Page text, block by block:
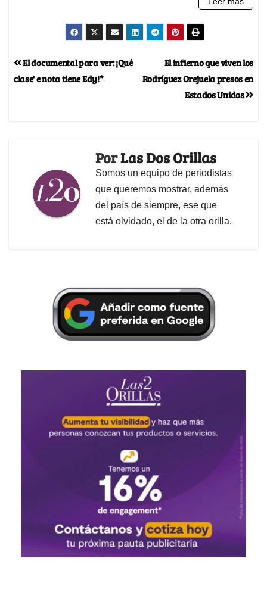
El infierno que viven los
Rodríguez Orejuela presos en
Estados Unidos
El documental para ver: ¡Qué
clase' e nota tiene Edy!*
PorLas Dos Orillas
Somos un equipo de periodistas
que queremos mostrar, además
del país de siempre, ese que
está olvidado, el de la otra orilla.